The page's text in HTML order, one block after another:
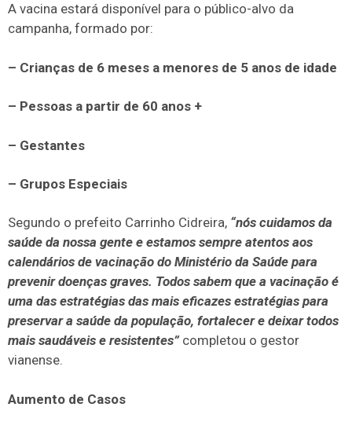
A vacina estará disponível para o público-alvo da
campanha, formado por:
– Crianças de 6 meses a menores de 5 anos de idade
– Pessoas a partir de 60 anos +
– Gestantes
– Grupos Especiais
Segundo o prefeito Carrinho Cidreira, “nós cuidamos da
saúde da nossa gente e estamos sempre atentos aos
calendários de vacinação do Ministério da Saúde para
prevenir doenças graves. Todos sabem que a vacinação é
uma das estratégias das mais eficazes estratégias para
preservar a saúde da população, fortalecer e deixar todos
mais saudáveis e resistentes” completou o gestor
vianense.
Aumento de Casos